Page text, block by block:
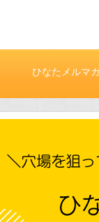
ひなたメルマ